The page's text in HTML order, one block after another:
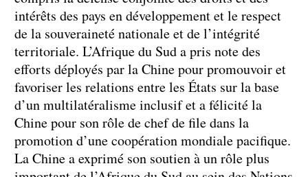
intérêts des pays en développement et le respect
de la souveraineté nationale et de l’intégrité
territoriale. L’Afrique du Sud a pris note des
efforts déployés par la Chine pour promouvoir et
favoriser les relations entre les États sur la base
d’un multilatéralisme inclusif et a félicité la
Chine pour son rôle de chef de file dans la
promotion d’une coopération mondiale pacifique.
La Chine a exprimé son soutien à un rôle plus